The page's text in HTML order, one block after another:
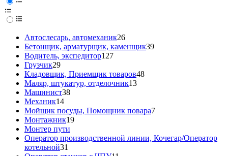
Автослесарь, автомеханик26
Бетонщик, арматурщик, каменщик39
Водитель, экспедитор127
Грузчик29
Кладовщик, Приемщик товаров48
Маляр, штукатур, отделочник13
Машинист38
Механик14
Мойщик посуды, Помощник повара7
Монтажник19
Монтер пути
Оператор производственной линии, Кочегар/Оператор
котельной31